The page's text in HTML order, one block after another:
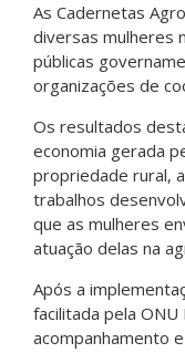
As Cadernetas
diversas mulheres
públicas
organizações de
Os resultados
economia gerada
propriedade rural,
trabalhos
que as mulheres
atuação delas na
Após a
facilitada pela
acompanhamento